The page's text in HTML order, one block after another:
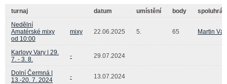
turnaj datum umístění body
Nedělní
Amatérské mixy
od 10:00
mixy 22.06.2025 5. 65 Martin
Karlovy Vary | 29.
7. - 3. 8.
- 29.07.2024
Dolní Čermná |
13.-20. 7. 2024
- 13.07.2024